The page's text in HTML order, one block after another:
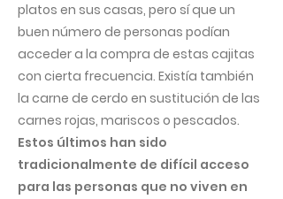
platos en sus casas, pero sí que un
buen número de personas podían
acceder a la compra de estas cajitas
con cierta frecuencia. Existía también
la carne de cerdo en sustitución de las
carnes rojas, mariscos o pescados.
Estos últimos han sido
tradicionalmente de difícil acceso
para las personas que no viven en